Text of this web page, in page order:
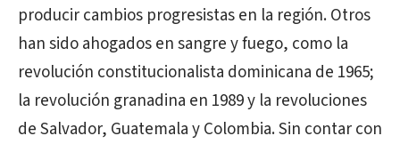
producir cambios progresistas en la región. Otros
han sido ahogados en sangre y fuego, como la
revolución constitucionalista dominicana de 1965;
la revolución granadina en 1989 y la revoluciones
de Salvador, Guatemala y Colombia. Sin contar con